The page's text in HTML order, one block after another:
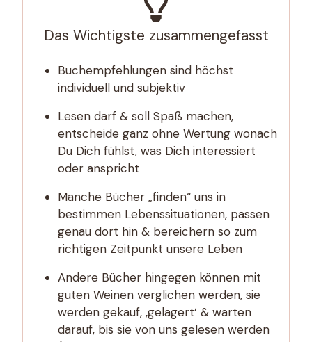
Das Wichtigste zusammengefasst
Buchempfehlungen sind höchst
individuell und subjektiv
Lesen darf & soll Spaß machen,
entscheide ganz ohne Wertung wonach
Du Dich fühlst, was Dich interessiert
oder anspricht
Manche Bücher „finden“ uns in
bestimmen Lebenssituationen, passen
genau dort hin & bereichern so zum
richtigen Zeitpunkt unsere Leben
Andere Bücher hingegen können mit
guten Weinen verglichen werden, sie
werden gekauf, ‚gelagert‘ & warten
darauf, bis sie von uns gelesen werden